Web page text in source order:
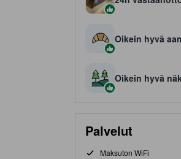
Oikein hyvä
Oikein hyvä
Palvelut
Maksuton WiFi